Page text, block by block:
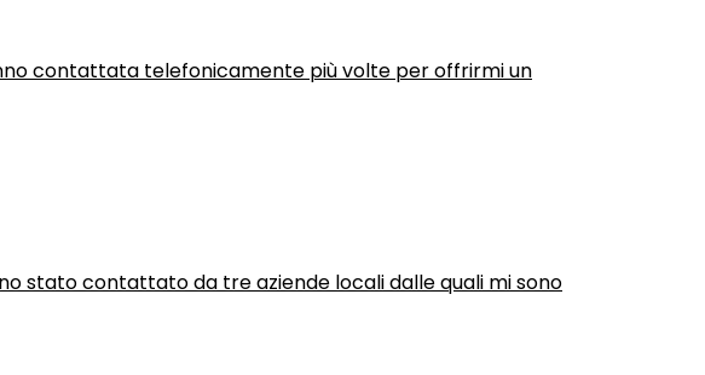
contattata telefonicamente più volte per offrirmi un
stato contattato da tre aziende locali dalle quali mi sono